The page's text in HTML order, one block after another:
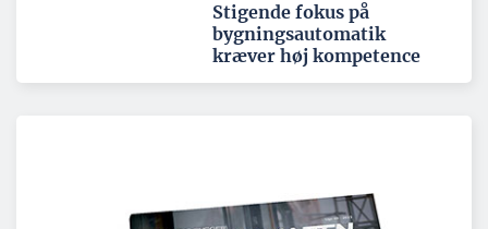
Stigende fokus på
bygningsautomatik
kræver høj kompetence